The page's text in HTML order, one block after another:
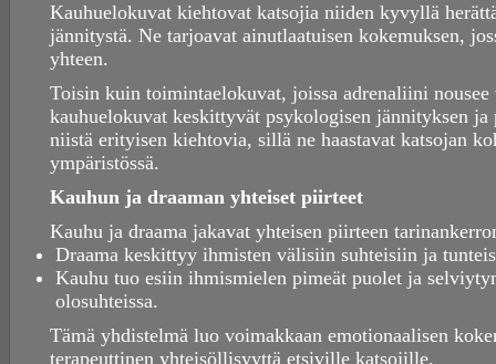
Kauhuelokuvat kiehtovat katsojia niiden kyvyllä
jännitystä. Ne tarjoavat ainutlaatuisen kokemuksen,
yhteen.
Toisin kuin toimintaelokuvat, joissa adrenaliini
kauhuelokuvat keskittyvät psykologisen jännityksen ja
niistä erityisen kiehtovia, sillä ne haastavat katsojan
ympäristössä.
Kauhun ja draaman yhteiset piirteet
Kauhu ja draama jakavat yhteisen piirteen
Draama keskittyy ihmisten välisiin suhteisiin ja
Kauhu tuo esiin ihmismielen pimeät puolet ja
olosuhteissa.
Tämä yhdistelmä luo voimakkaan emotionaalisen
terapeuttinen yhteisöllisyyttä etsiville katsojille.